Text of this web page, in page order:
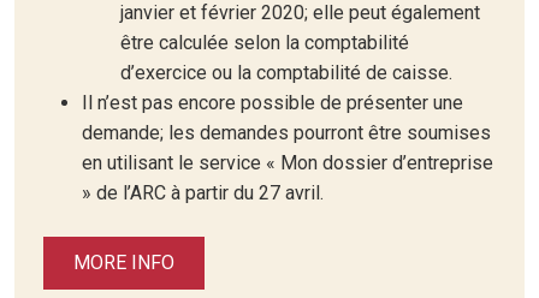
janvier et février 2020; elle peut également
être calculée selon la comptabilité
d’exercice ou la comptabilité de caisse.
Il n’est pas encore possible de présenter une
demande; les demandes pourront être soumises
en utilisant le service « Mon dossier d’entreprise
» de l’ARC à partir du 27 avril.
MORE INFO